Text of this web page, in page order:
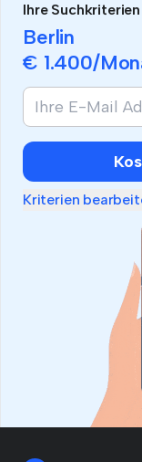
Ihre Suchkriterien
Berlin
€ 1.400/
Kriterien